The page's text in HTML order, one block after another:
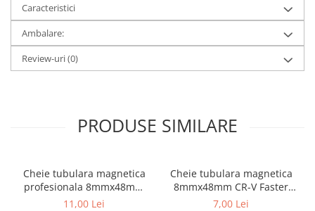
Taiere umeda si uscata
Distantieri nivelare si fixare
Distantieri cruce, tip T si penite
Distantieri pentru nivelare
Articole curatenie
Folie pentru protectie mobila
Manusi pentru protectie
Caracteristici
Ambalare:
Review-uri(0)
PRODUSE SIMILARE
Cheie tubulara magnetica
profesionala 8mmx48mm
CR-V Draumet
11,00 Lei
Cheie tubulara magnetica
8mmx48mm CR-V Faster
Tools
7,00 Lei